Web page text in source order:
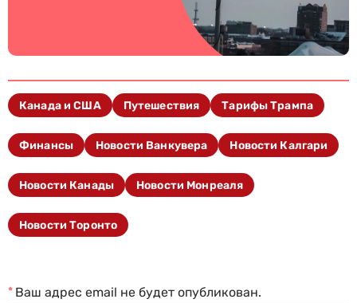
Канада и США Путешествия Тарифы Трампа
Финансы Новости Ванкувера Новости Калгари
Новости Канады Новости Монреаля
Новости Торонто
Ваш адрес email не будет опубликован.
*